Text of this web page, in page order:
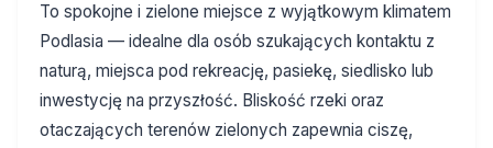
To spokojne i zielone miejsce z wyjątkowym klimatem
Podlasia — idealne dla osób szukających kontaktu z
naturą, miejsca pod rekreację, pasiekę, siedlisko lub
inwestycję na przyszłość. Bliskość rzeki oraz
otaczających terenów zielonych zapewnia ciszę,